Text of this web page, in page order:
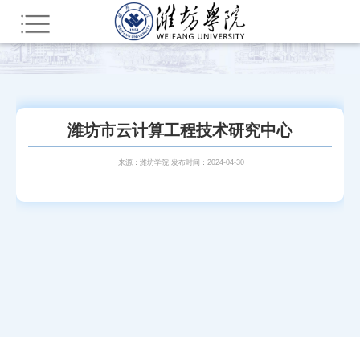
您所在的位置：首页 市级平台
潍坊市云计算工程技术研究中心
来源：潍坊学院 发布时间：2024-04-30